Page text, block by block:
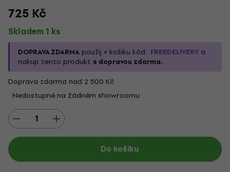
725 Kč
Skladem 1 ks
DOPRAVA ZDARMA použij v košíku kód: FREEDELIVERY a
nakup tento produkt s dopravou zdarma.
Doprava zdarma nad 2 500 Kč
Nedostupné na žádném showroomu
Do košíku